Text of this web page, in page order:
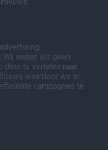
Wij weten als geen
door te vertalen naar
waardoor we in
campagnes te